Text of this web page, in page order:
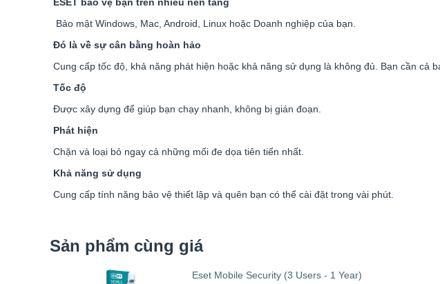
Bảo mật Windows, Mac, Android, Linux hoặc Doanh nghiệp của bạn.
Đó là về sự cân bằng hoàn hảo
Cung cấp tốc độ, khả năng phát hiện hoặc khả năng sử dụng là không đủ. Bạn cần cả
Tốc độ
Được xây dựng để giúp bạn chạy nhanh, không bị gián đoạn.
Phát hiện
Chặn và loại bỏ ngay cả những mối đe dọa tiên tiến nhất.
Khả năng sử dụng
Cung cấp tính năng bảo vệ thiết lập và quên bạn có thể cài đặt trong vài phút.
Sản phẩm cùng giá
Eset Mobile Security (3 Users - 1 Year)